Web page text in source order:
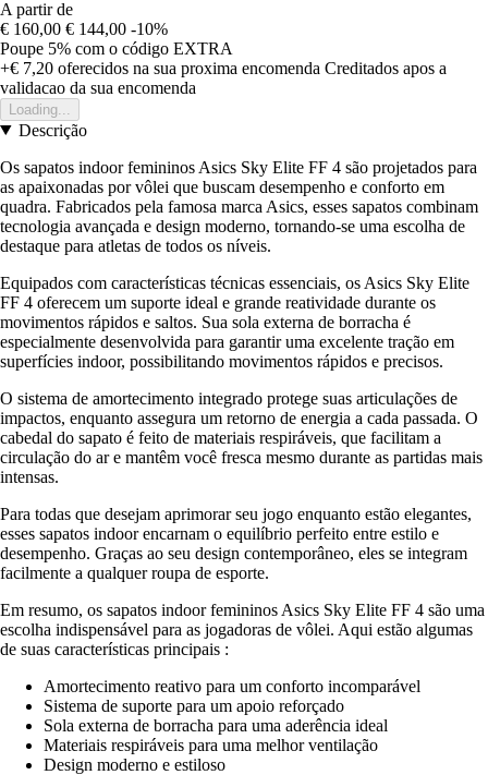
A partir de
€ 160,00 € 144,00 -10%
Poupe 5% com o código EXTRA
+€ 7,20 oferecidos na sua proxima encomenda Creditados apos a
validacao da sua encomenda
Loading...
Descrição
Os sapatos indoor femininos Asics Sky Elite FF 4 são projetados para
as apaixonadas por vôlei que buscam desempenho e conforto em
quadra. Fabricados pela famosa marca Asics, esses sapatos combinam
tecnologia avançada e design moderno, tornando-se uma escolha de
destaque para atletas de todos os níveis.
Equipados com características técnicas essenciais, os Asics Sky Elite
FF 4 oferecem um suporte ideal e grande reatividade durante os
movimentos rápidos e saltos. Sua sola externa de borracha é
especialmente desenvolvida para garantir uma excelente tração em
superfícies indoor, possibilitando movimentos rápidos e precisos.
O sistema de amortecimento integrado protege suas articulações de
impactos, enquanto assegura um retorno de energia a cada passada. O
cabedal do sapato é feito de materiais respiráveis, que facilitam a
circulação do ar e mantêm você fresca mesmo durante as partidas mais
intensas.
Para todas que desejam aprimorar seu jogo enquanto estão elegantes,
esses sapatos indoor encarnam o equilíbrio perfeito entre estilo e
desempenho. Graças ao seu design contemporâneo, eles se integram
facilmente a qualquer roupa de esporte.
Em resumo, os sapatos indoor femininos Asics Sky Elite FF 4 são uma
escolha indispensável para as jogadoras de vôlei. Aqui estão algumas
de suas características principais :
Amortecimento reativo para um conforto incomparável
Sistema de suporte para um apoio reforçado
Sola externa de borracha para uma aderência ideal
Materiais respiráveis para uma melhor ventilação
Design moderno e estiloso